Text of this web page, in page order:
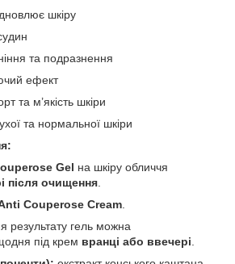
шкіру
та подразнення
ефект
та м’якість шкіри
та нормальної шкіри
Gel на шкіру обличчя
після очищення
Couperose Cream
результату гель можна
під крем вранці або ввечері